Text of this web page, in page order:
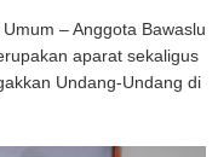
– Anggota Bawaslu
aparat sekaligus
Undang-Undang di